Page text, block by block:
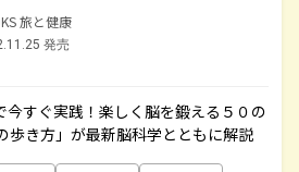
旅と健康
発売
今すぐ実践！楽しく脳を鍛える５０の
歩き方」が最新脳科学とともに解説